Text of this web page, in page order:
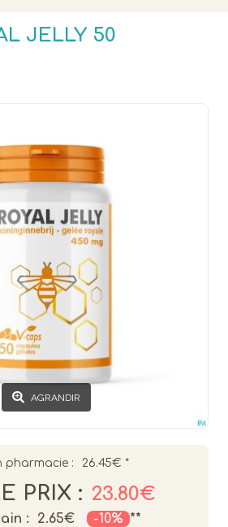
JELLY 50
AGRANDIR
pharmacie : 26.45€ *
PRIX : 23.80€
: 2.65€ -10% **